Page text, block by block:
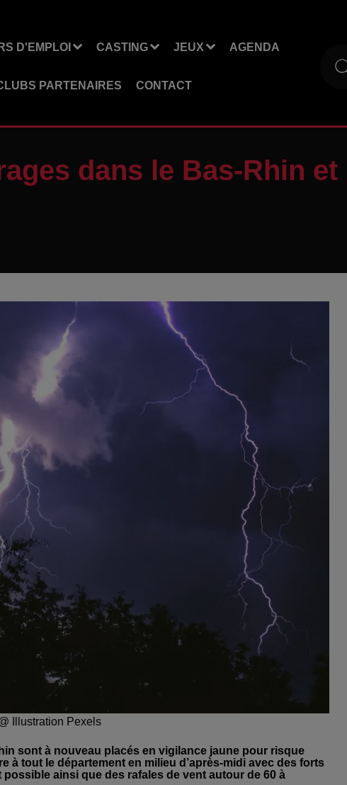
D'EMPLOI CASTING JEUX AGENDA
PARTENAIRES CONTACT
dans le Bas-Rhin et
Illustration Pexels
sont à nouveau placés en vigilance jaune pour risque
à tout le département en milieu d’après-midi avec des forts
ainsi que des rafales de vent autour de 60 à